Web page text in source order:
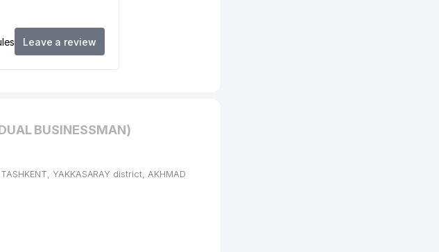
Leave a review
BUSINESSMAN)
YAKKASARAY district, AKHMAD